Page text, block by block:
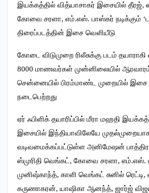
இயக்கத்தில் வித்யாசாகர் இசையில் தீரஜ்,
கோவை சரளா, எம்.எஸ். பாஸ்கர் நடிக்கும்
திரைப்படத்தின் இசை வெளியீடு
கோடை விடுமுறை ரிலீசுக்கு படம்
8000 மாணவர்கள் முன்னிலையில்
சென்னையில் பிரம்மாண்ட முறையில் இசை
நடைபெற்றது
ஏர் ஃபிளிக் தயாரிப்பில் மீரா மஹதி
இசையில் இந்தியாவிலேயே
வடிவமைக்கப்பட்டுள்ள அனிமேஷன்
ஸ்முரிதி வெங்கட், கோவை சரளா, எம்.எஸ்.
முனிஷ்காந்த், காளி வெங்கட் சுனில் ரெட்டி,
கருணாகரன், யாஷிகா ஆனந்த், ஜார்ஜ்